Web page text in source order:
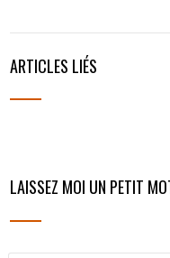
ARTICLES LIÉS
LAISSEZ MOI UN PETIT